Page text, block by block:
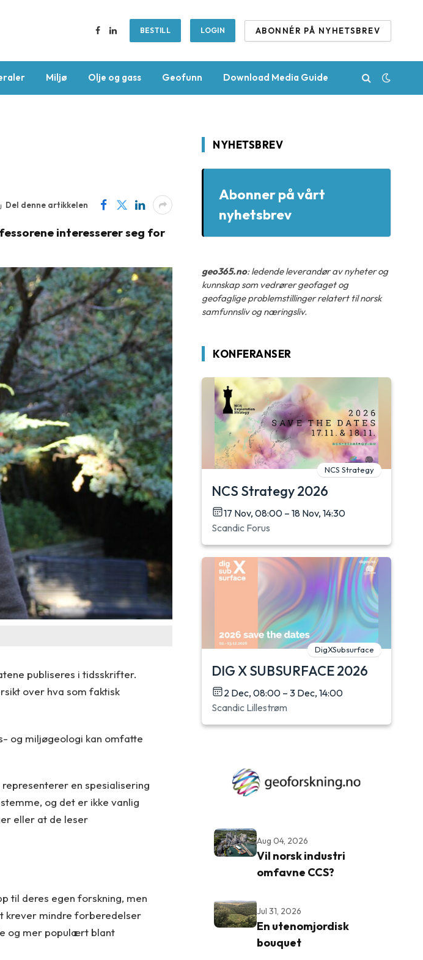
Facebook
LinkedInBESTILL LOGIN ABONNÉR PÅ NYHETSBREV
Miljø Olje og gass Geofunn Download Media Guide
Del denne artikkelen
interesserer seg for
publiseres i tidsskrifter.
over hva som faktisk
og miljøgeologi kan omfatte
en spesialisering
og det er ikke vanlig
eller at de leser
til deres egen forskning, men
krever mindre forberedelser
og mer populært blant
NYHETSBREV
Abonner på vårt
nyhetsbrev
geo365.no: ledende leverandør av nyheter og
kunnskap som vedrører geofaget og
geofaglige problemstillinger relatert til norsk
samfunnsliv og næringsliv.
KONFERANSER
NCS Strategy
NCS Strategy 2026
17 Nov, 08:00 – 18 Nov, 14:30
Scandic Forus
DigXSubsurface
DIG X SUBSURFACE 2026
2 Dec, 08:00 – 3 Dec, 14:00
Scandic Lillestrøm
Aug 04, 2026
Vil norsk industri
omfavne CCS?
Jul 31, 2026
En utenomjordisk
bouquet